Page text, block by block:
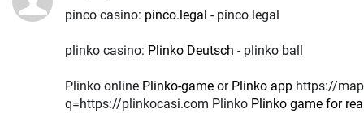
pinco casino: pinco.legal - pinco legal
plinko casino: Plinko Deutsch - plinko ball
Plinko online Plinko-game or Plinko app
q=https://plinkocasi.com Plinko Plinko game for